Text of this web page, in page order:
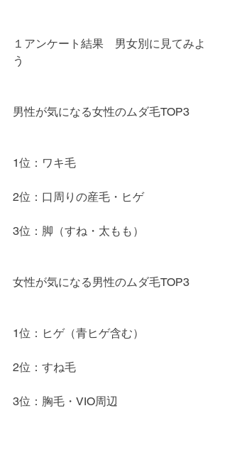
１アンケート結果　男女別に見てみよ
う
男性が気になる女性のムダ毛TOP3
1位：ワキ毛
2位：口周りの産毛・ヒゲ
3位：脚（すね・太もも）
女性が気になる男性のムダ毛TOP3
1位：ヒゲ（青ヒゲ含む）
2位：すね毛
3位：胸毛・VIO周辺